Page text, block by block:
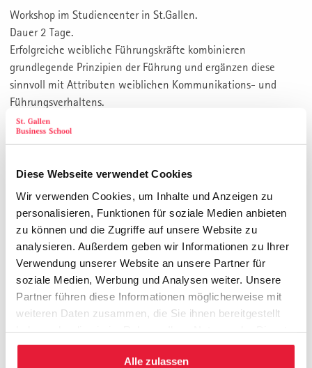
Diese Webseite verwendet Cookies
Wir verwenden Cookies, um Inhalte und Anzeigen zu
personalisieren, Funktionen für soziale Medien anbieten
zu können und die Zugriffe auf unsere Website zu
analysieren. Außerdem geben wir Informationen zu Ihrer
Verwendung unserer Website an unsere Partner für
soziale Medien, Werbung und Analysen weiter. Unsere
Partner führen diese Informationen möglicherweise mit
weiteren Daten zusammen, die Sie ihnen bereitgestellt
gesammelt haben.
Alle zulassen
Workshop im Studiencenter in St.Gallen.
Dauer 2 Tage.
Erfolgreiche weibliche Führungskräfte kombinieren
grundlegende Prinzipien der Führung und ergänzen diese
sinnvoll mit Attributen weiblichen Kommunikations- und
Führungsverhaltens.
St. Galler Management Workshop
Hochleistung dank Führung
Workshop im Studiencenter in St.Gallen.
Dauer 2 Tage.
Dieser 2-tägige Workshop in St. Gallen zeigt, wie
Höchstleistung dank Führung möglich wird. Sie erkennen, wie
Höchstleistung entsteht, Hochleistungsteams geformt und
Mitarbeiter dazu befähigt werden können, ihre Ressourcen
gezielt für die Zielerreichung des Unternehmens einzusetzen.
Achtsamkeit und mitarbeiter-bewusstes